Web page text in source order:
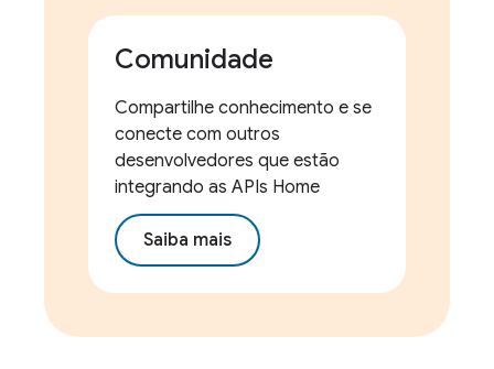
Comunidade
Compartilhe conhecimento e se
conecte com outros
desenvolvedores que estão
integrando as APIs Home
Saiba mais